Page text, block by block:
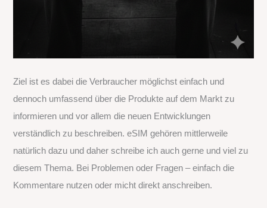
Ziel ist es dabei die Verbraucher möglichst einfach und
dennoch umfassend über die Produkte auf dem Markt zu
informieren und vor allem die neuen Entwicklungen
verständlich zu beschreiben. eSIM gehören mittlerweile
natürlich dazu und daher schreibe ich auch gerne und viel zu
diesem Thema. Bei Problemen oder Fragen – einfach die
Kommentare nutzen oder micht direkt anschreiben.